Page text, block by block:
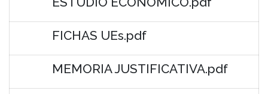
FICHAS UEs.pdf
MEMORIA JUSTIFICATIVA.pdf